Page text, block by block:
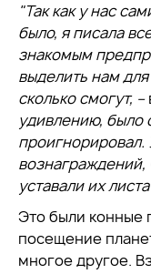
"Так как у нас
было, я писала
знакомым
выделить нам
сколько смогут, –
удивлению, было
проигнорировал.
уставали их
Это были конные
посещение
многое другое.